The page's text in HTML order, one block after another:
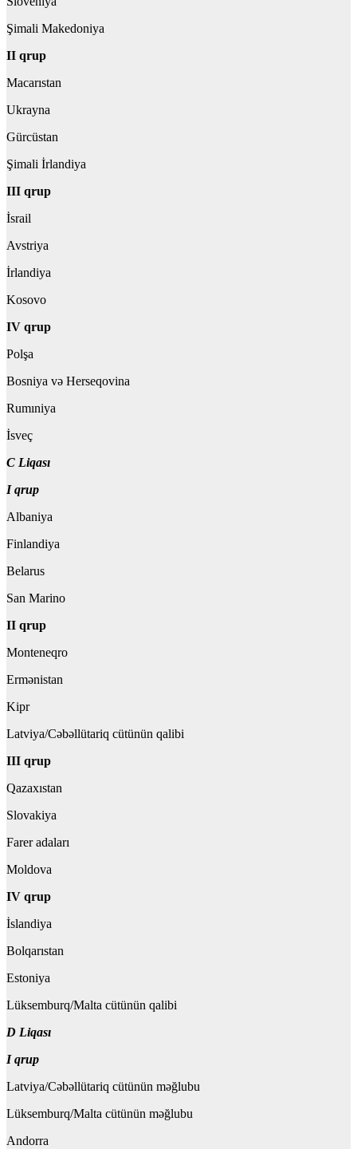
Şimali Makedoniya
II qrup
Macarıstan
Ukrayna
Gürcüstan
Şimali İrlandiya
III qrup
İsrail
Avstriya
İrlandiya
Kosovo
IV qrup
Polşa
Bosniya və Herseqovina
Rumıniya
İsveç
C Liqası
I qrup
Albaniya
Finlandiya
Belarus
San Marino
II qrup
Monteneqro
Ermənistan
Kipr
Latviya/Cəbəllütariq cütünün qalibi
III qrup
Qazaxıstan
Slovakiya
Farer adaları
Moldova
IV qrup
İslandiya
Bolqarıstan
Estoniya
Lüksemburq/Malta cütünün qalibi
D Liqası
I qrup
Latviya/Cəbəllütariq cütünün məğlubu
Lüksemburq/Malta cütünün məğlubu
Andorra